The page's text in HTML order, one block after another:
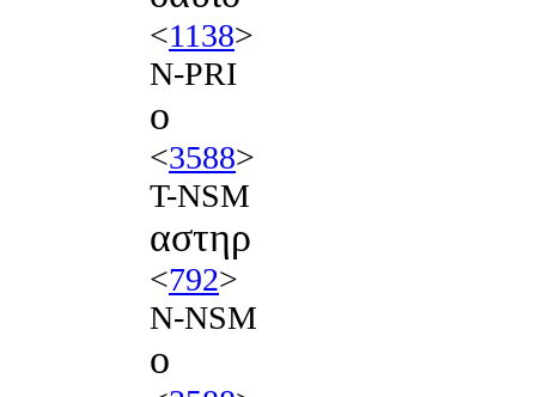
<1138>
N-PRI
ο
<3588>
T-NSM
αστηρ
<792>
N-NSM
ο